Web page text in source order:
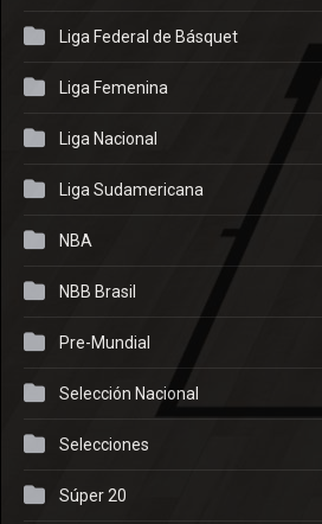
Liga Federal de Básquet
Liga Femenina
Liga Nacional
Liga Sudamericana
NBA
NBB Brasil
Pre-Mundial
Selección Nacional
Selecciones
Súper 20